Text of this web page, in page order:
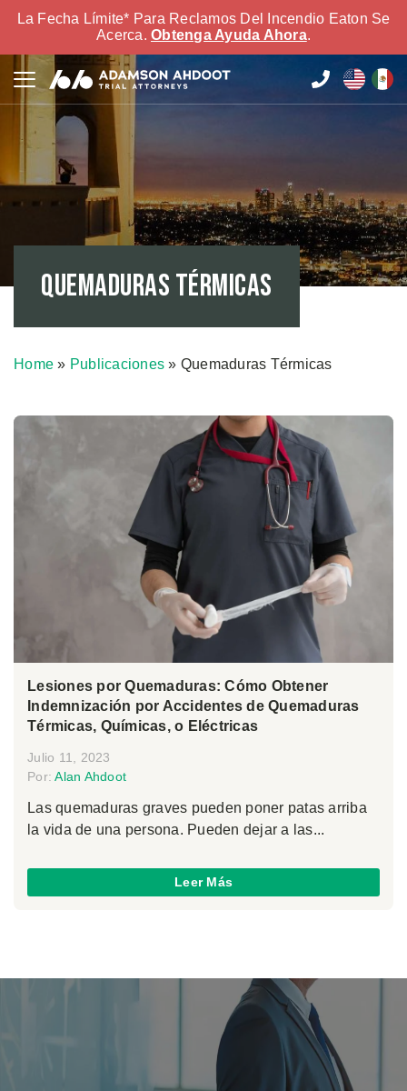
La Fecha Límite* Para Reclamos Del Incendio Eaton Se
Acerca. Obtenga Ayuda Ahora.
Quemaduras Térmicas
Home » Publicaciones » Quemaduras Térmicas
Lesiones por Quemaduras: Cómo Obtener
Indemnización por Accidentes de Quemaduras
Térmicas, Químicas, o Eléctricas
Julio 11, 2023
Por:Alan Ahdoot
Las quemaduras graves pueden poner patas arriba
la vida de una persona. Pueden dejar a las...
Leer Más